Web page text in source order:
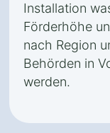
Installation
Förderhöhe
nach Region
Behörden in
werden.